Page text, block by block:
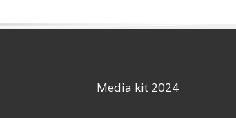
Media kit 2024